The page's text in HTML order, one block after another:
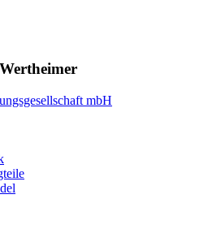
mbH